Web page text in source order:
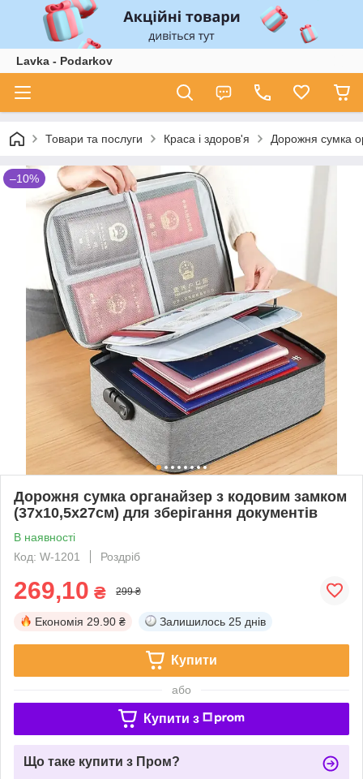
Lavka - Podarkov
Товари та послуги Краса і здоров'я Дорожня сумка
–10%
Дорожня сумка органайзер з кодовим замком
(37х10,5х27см) для зберігання документів
В наявності
Код: W-1201
Роздріб
269,10 ₴ 299 ₴
Економія 29.90 ₴ Залишилось 25 днів
Купити
або
Купити з
Що таке купити з Пром?